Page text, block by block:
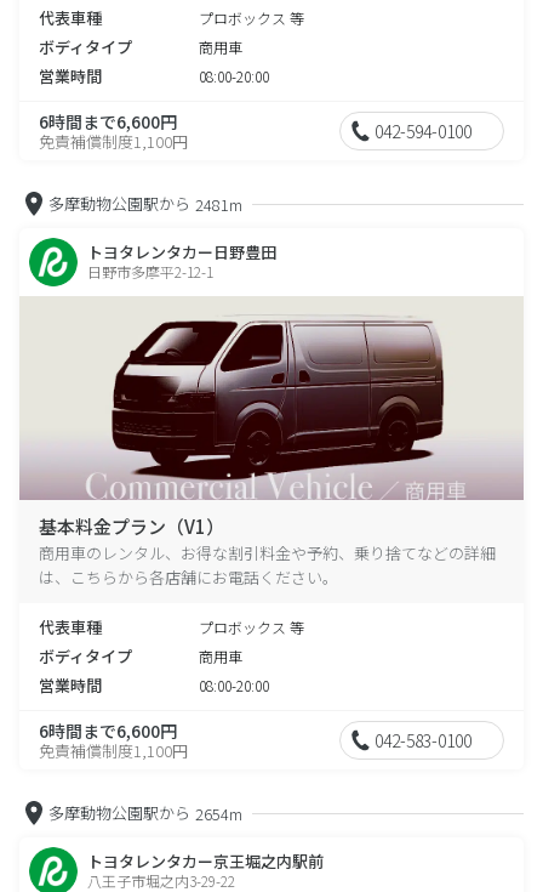
代表車種 プロボックス 等
ボディタイプ 商用車
営業時間 08:00-20:00
6時間まで6,600円
免責補償制度1,100円 042-594-0100
多摩動物公園駅から 2481m
トヨタレンタカー日野豊田
日野市多摩平2-12-1
基本料金プラン（V1）
商用車のレンタル、お得な割引料金や予約、乗り捨てなどの詳細
は、こちらから各店舗にお電話ください。
代表車種 プロボックス 等
ボディタイプ 商用車
営業時間 08:00-20:00
6時間まで6,600円
免責補償制度1,100円 042-583-0100
多摩動物公園駅から 2654m
トヨタレンタカー京王堀之内駅前
八王子市堀之内3-29-22